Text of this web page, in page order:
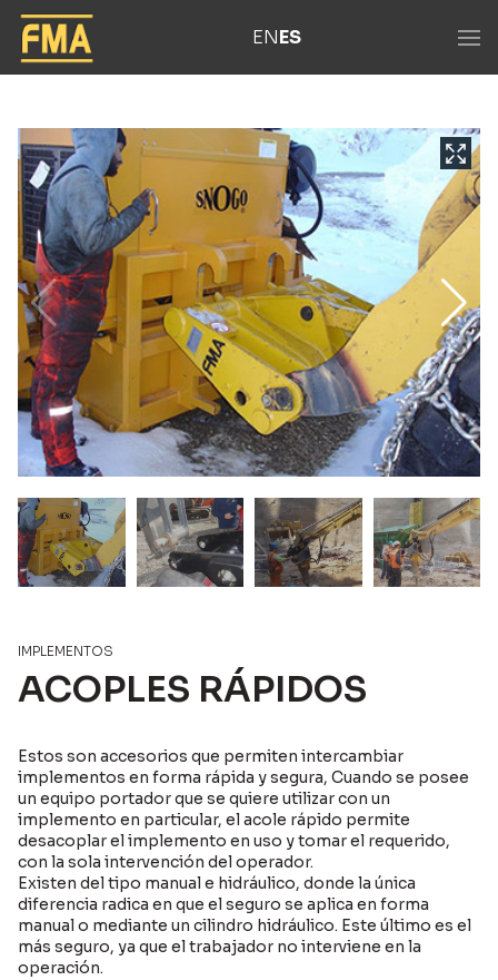
ENES
IMPLEMENTOS
ACOPLES RÁPIDOS
Estos son accesorios que permiten intercambiar
implementos en forma rápida y segura, Cuando se posee
un equipo portador que se quiere utilizar con un
implemento en particular, el acole rápido permite
desacoplar el implemento en uso y tomar el requerido,
con la sola intervención del operador.
Existen del tipo manual e hidráulico, donde la única
diferencia radica en que el seguro se aplica en forma
manual o mediante un cilindro hidráulico. Este último es el
más seguro, ya que el trabajador no interviene en la
operación.